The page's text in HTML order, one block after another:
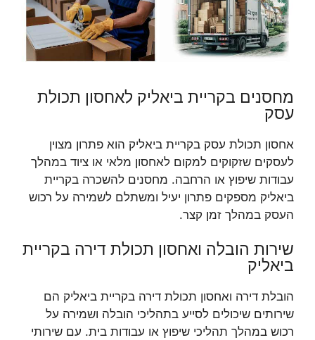
מחסנים בקריית ביאליק לאחסון תכולת
עסק
אחסון תכולת עסק בקריית ביאליק הוא פתרון מצוין
לעסקים שזקוקים למקום לאחסון מלאי או ציוד במהלך
עבודות שיפוץ או הרחבה. מחסנים להשכרה בקריית
ביאליק מספקים פתרון יעיל ומשתלם לשמירה על רכוש
העסק במהלך זמן קצר.
שירות הובלה ואחסון תכולת דירה בקריית
ביאליק
הובלת דירה ואחסון תכולת דירה בקריית ביאליק הם
שירותים שיכולים לסייע בתהליכי הובלה ושמירה על
רכוש במהלך תהליכי שיפוץ או עבודות בית. עם שירותי